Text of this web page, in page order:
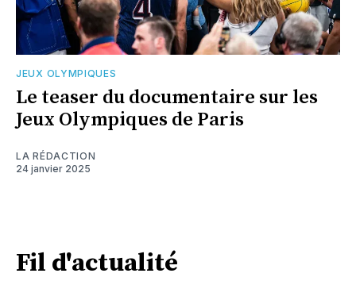
JEUX OLYMPIQUES
Le teaser du documentaire sur les
Jeux Olympiques de Paris
LA RÉDACTION
24 janvier 2025
Fil d'actualité